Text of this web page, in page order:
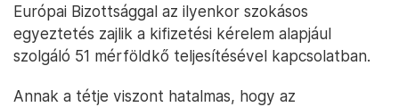
Európai Bizottsággal az ilyenkor szokásos
egyeztetés zajlik a kifizetési kérelem alapjául
szolgáló 51 mérföldkő teljesítésével kapcsolatban.
Annak a tétje viszont hatalmas, hogy az